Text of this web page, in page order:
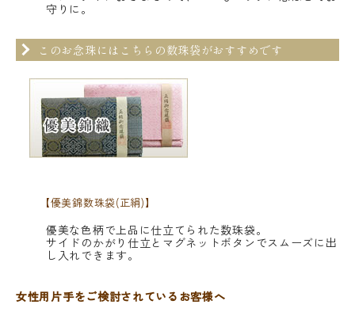
守りに。
このお念珠にはこちらの数珠袋がおすすめです
【優美錦数珠袋(正絹)】
優美な色柄で上品に仕立てられた数珠袋。
サイドのかがり仕立とマグネットボタンでスムーズに出
し入れできます。
女性用片手をご検討されているお客様へ